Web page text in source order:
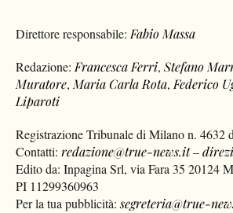
Direttore responsabile:Fabio Massa
Redazione:Francesca Ferri,Stefano
Muratore,Maria Carla Rota,Federico
Liparoti
Registrazione Tribunale di Milano n. 4632
Contatti:redazione@true-news.it–
Edito da: Inpagina Srl, via Fara 35 20124
PI 11299360963
Per la tua pubblicità:segreteria@true-